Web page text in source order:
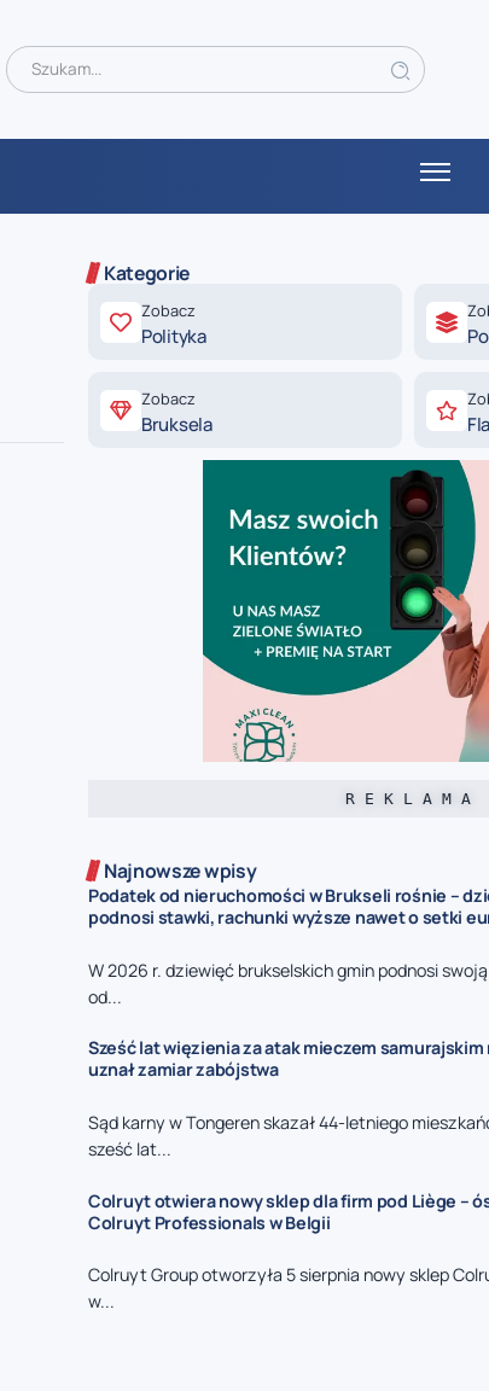
Kategorie
Zobacz
Polityka
Zobacz
Bruksela
R E K L A M A
Najnowsze wpisy
Podatek od nieruchomości w Brukseli rośnie –
podnosi stawki, rachunki wyższe nawet o setki
W 2026 r. dziewięć brukselskich gmin podnosi
od...
Sześć lat więzienia za atak mieczem samurajskim
uznał zamiar zabójstwa
Sąd karny w Tongeren skazał 44-letniego
sześć lat...
Colruyt otwiera nowy sklep dla firm pod Liège –
Colruyt Professionals w Belgii
Colruyt Group otworzyła 5 sierpnia nowy sklep
w...